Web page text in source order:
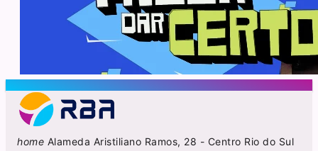
home Alameda Aristiliano Ramos, 28 - Centro Rio do Sul